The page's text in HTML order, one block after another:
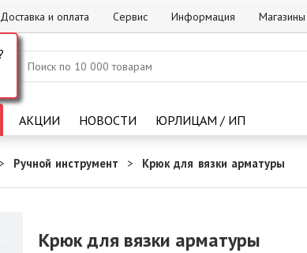
Доставка и оплата Сервис Информация Магазины
АКЦИИ НОВОСТИ ЮРЛИЦАМ / ИП
Ручной инструмент Крюк для вязки арматуры
Крюк для вязки арматуры